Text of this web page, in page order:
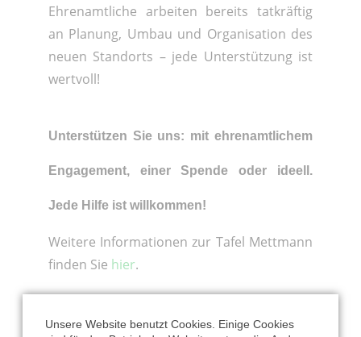
Ehrenamtliche arbeiten bereits tatkräftig
an Planung, Umbau und Organisation des
neuen Standorts – jede Unterstützung ist
wertvoll!
Unterstützen Sie uns: mit ehrenamtlichem
Engagement, einer Spende oder ideell.
Jede Hilfe ist willkommen!
Weitere Informationen zur Tafel Mettmann
finden Sie hier.
Telefon 02104-14 54 27 oder 02104-233 53 11
Unsere Website benutzt Cookies. Einige Cookies